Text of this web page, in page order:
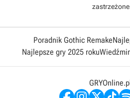
Poradnik Gothic Remake
Najlepsze gry 2025 roku